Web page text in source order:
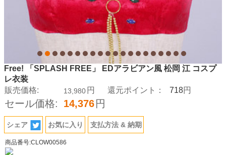
Free! 「SPLASH FREE」 EDアラビアン風 松岡 江 コスプ
レ衣装
販売価格:
13,980 円 還元ポイント： 718円
セール価格: 14,376 円
シェア お気に入り 支払方法 & 納期
商品番号:CLOW00586